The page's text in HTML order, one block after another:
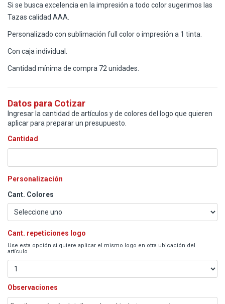
Si se busca excelencia en la impresión a todo color sugerimos las
Tazas calidad AAA.
Personalizado con sublimación full color o impresión a 1 tinta.
Con caja individual.
Cantidad mínima de compra 72 unidades.
Datos para Cotizar
Ingresar la cantidad de artículos y de colores del logo que quieren
aplicar para preparar un presupuesto.
Cantidad
Personalización
Cant. Colores
Cant. repeticiones logo
Use esta opción si quiere aplicar el mismo logo en otra ubicación del
artículo
Observaciones